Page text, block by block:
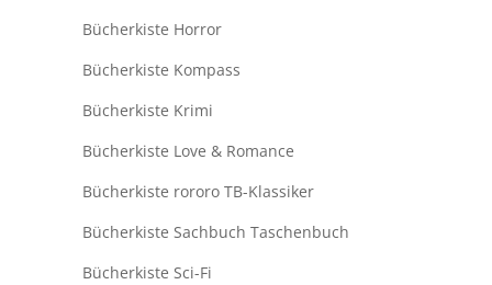
Bücherkiste Horror
Bücherkiste Kompass
Bücherkiste Krimi
Bücherkiste Love & Romance
Bücherkiste rororo TB-Klassiker
Bücherkiste Sachbuch Taschenbuch
Bücherkiste Sci-Fi